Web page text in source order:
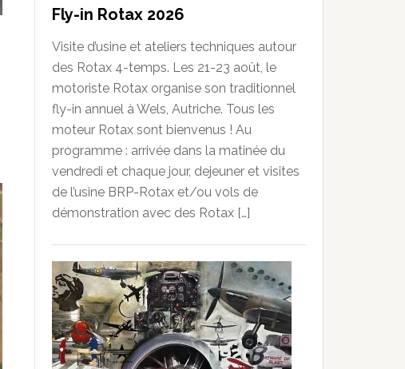
Fly-in Rotax 2026
Visite d’usine et ateliers techniques autour
des Rotax 4-temps. Les 21-23 août, le
motoriste Rotax organise son traditionnel
fly-in annuel à Wels, Autriche. Tous les
moteur Rotax sont bienvenus ! Au
programme : arrivée dans la matinée du
vendredi et chaque jour, dejeuner et visites
de l’usine BRP-Rotax et/ou vols de
démonstration avec des Rotax […]